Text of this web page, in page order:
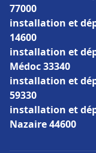
77000
installation et
14600
installation et
Médoc 33340
installation et
59330
installation et
Nazaire 44600